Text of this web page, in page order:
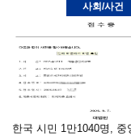
사회/사건
한국 시민 1만1040명, 중